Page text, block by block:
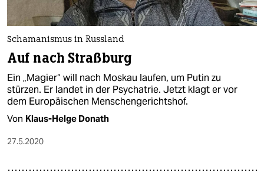
Schamanismus in Russland
Auf nach Straßburg
Ein „Magier“ will nach Moskau laufen, um Putin zu
stürzen. Er landet in der Psychatrie. Jetzt klagt er vor
dem Europäischen Menschengerichtshof.
Von Klaus-Helge Donath
27.5.2020